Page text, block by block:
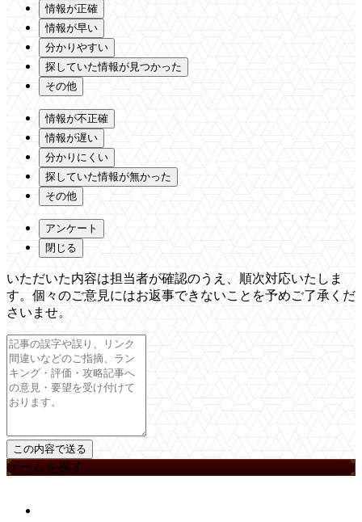
情報が正確
情報が早い
分かりやすい
探していた情報が見つかった
その他
情報が不正確
情報が遅い
分かりにくい
探していた情報が無かった
その他
アンケート
閉じる
いただいた内容は担当者が確認のうえ、順次対応いたしま
す。個々のご意見にはお返事できないことを予めご了承くだ
さいませ。
ゲームを探す